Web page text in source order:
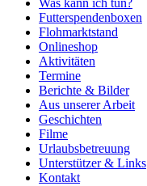
Was kann ich tun?
Futterspendenboxen
Flohmarktstand
Onlineshop
Aktivitäten
Termine
Berichte & Bilder
Aus unserer Arbeit
Geschichten
Filme
Urlaubsbetreuung
Unterstützer & Links
Kontakt